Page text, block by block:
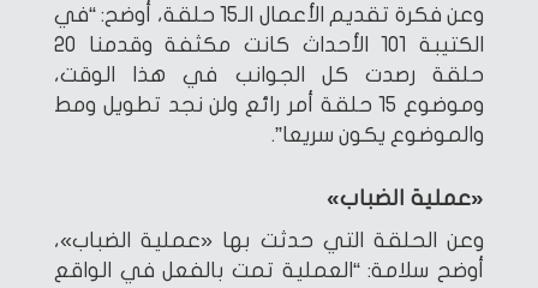
وعن فكرة تقديم الأعمال الـ15 حلقة، أوضح: “في
الكتيبة 101 الأحداث كانت مكثفة وقدمنا 20
حلقة رصدت كل الجوانب في هذا الوقت،
وموضوع 15 حلقة أمر رائع ولن نجد تطويل ومط
والموضوع يكون سريعا”.
«عملية الضباب»
وعن الحلقة التي حدثت بها «عملية الضباب»،
أوضح سلامة: “العملية تمت بالفعل في الواقع